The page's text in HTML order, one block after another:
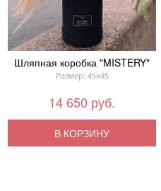
Шляпная коробка "MISTERY"
Размер: 45x45
14 650 руб.
В КОРЗИНУ